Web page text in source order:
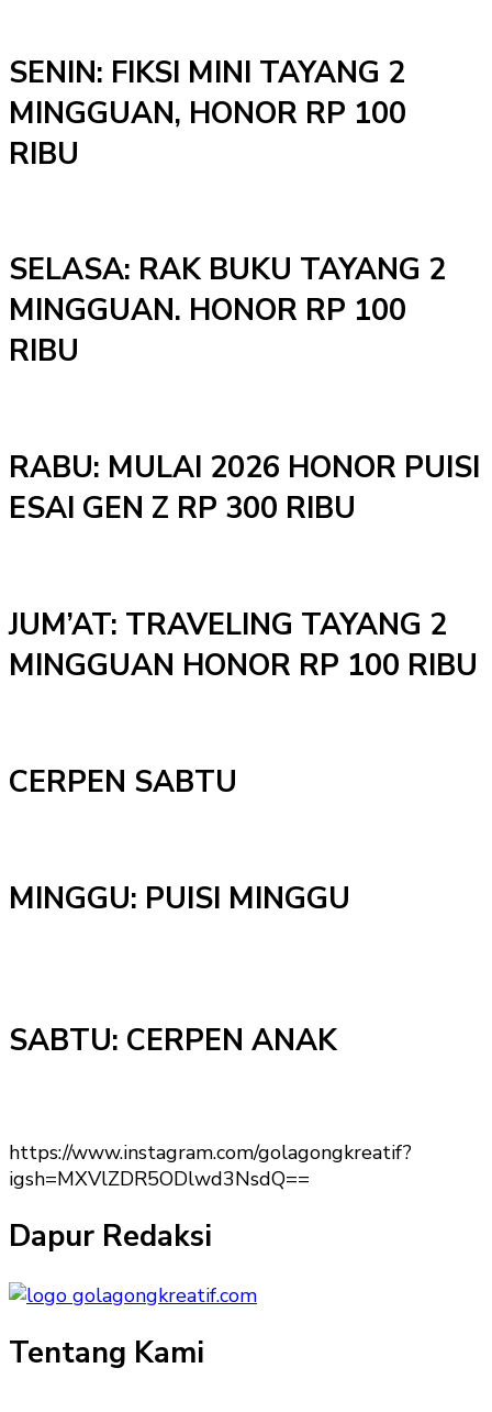
SENIN: FIKSI MINI TAYANG 2
MINGGUAN, HONOR RP 100
RIBU
SELASA: RAK BUKU TAYANG 2
MINGGUAN. HONOR RP 100
RIBU
RABU: MULAI 2026 HONOR PUISI
ESAI GEN Z RP 300 RIBU
JUM’AT: TRAVELING TAYANG 2
MINGGUAN HONOR RP 100 RIBU
CERPEN SABTU
MINGGU: PUISI MINGGU
SABTU: CERPEN ANAK
https://www.instagram.com/golagongkreatif?
igsh=MXVlZDR5ODlwd3NsdQ==
Dapur Redaksi
Tentang Kami